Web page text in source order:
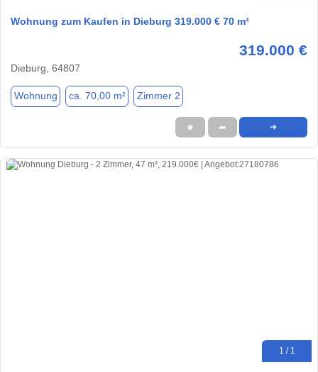
Wohnung zum Kaufen in Dieburg 319.000 € 70 m²
319.000 €
Dieburg, 64807
Wohnung ca. 70,00 m² Zimmer 2
★ ➦ ➜
1 / 1